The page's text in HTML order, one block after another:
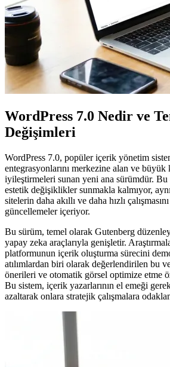
WordPress 7.0 Nedir ve
Değişimleri
WordPress 7.0, popüler içerik yönetim
entegrasyonlarını merkezine alan ve büyük
iyileştirmeleri sunan yeni ana sürümdür. Bu
estetik değişiklikler sunmakla kalmıyor,
sitelerin daha akıllı ve daha hızlı
güncellemeler içeriyor.
Bu sürüm, temel olarak Gutenberg
yapay zeka araçlarıyla genişletir.
platformunun içerik oluşturma sürecini
atılımlardan biri olarak değerlendirilen bu
önerileri ve otomatik görsel optimize etme
Bu sistem, içerik yazarlarının el emeği
azaltarak onlara stratejik çalışmalara